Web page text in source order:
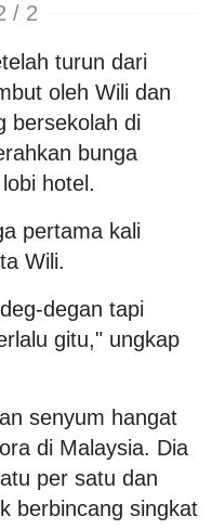
/ 2
turun dari
oleh Wili dan
bersekolah di
bunga
hotel.
pertama kali
Wili.
degan tapi
gitu," ungkap
senyum hangat
di Malaysia. Dia
per satu dan
berbincang singkat